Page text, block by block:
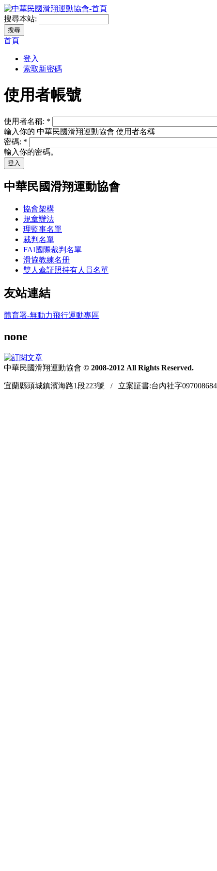
搜尋本站:
首頁
登入
索取新密碼
使用者帳號
使用者名稱: *
輸入你的 中華民國滑翔運動協會 使用者名稱
密碼: *
輸入你的密碼。
中華民國滑翔運動協會
協會架構
規章辦法
理監事名單
裁判名單
FAI國際裁判名單
滑協教練名册
雙人傘証照持有人員名單
友站連結
體育署-無動力飛行運動專區
none
中華民國滑翔運動協會 © 2008-2012 All Rights Reserved.
宜蘭縣頭城鎮濱海路1段223號 / 立案証書:台內社字